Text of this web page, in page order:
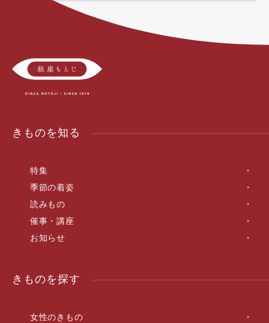
きものを知る
特集
季節の着姿
読みもの
催事・講座
お知らせ
きものを探す
女性のきもの